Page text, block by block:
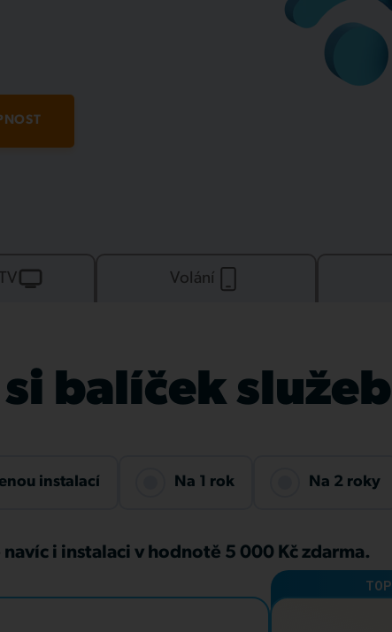
Volání
balíček služeb
instalací Na 1 rok Na 2 roky
i instalaci v hodnotě 5 000 Kč zdarma.